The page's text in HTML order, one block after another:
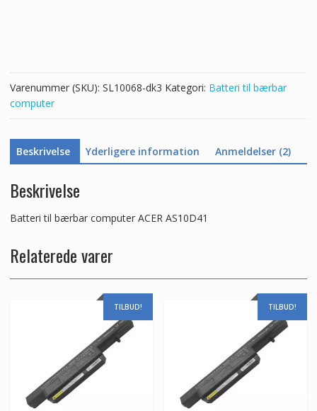
Varenummer (SKU): SL10068-dk3 Kategori: Batteri til bærbar
computer
Beskrivelse Yderligere information Anmeldelser (2)
Beskrivelse
Batteri til bærbar computer ACER AS10D41
Relaterede varer
TILBUD! TILBUD!